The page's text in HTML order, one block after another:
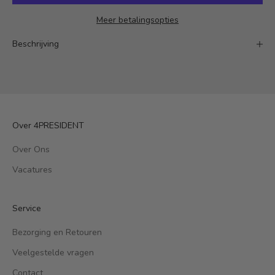
Meer betalingsopties
Beschrijving
Over 4PRESIDENT
Over Ons
Vacatures
Service
Bezorging en Retouren
Veelgestelde vragen